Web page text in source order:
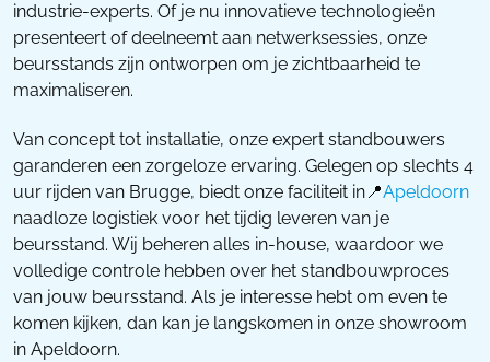
industrie-experts. Of je nu innovatieve technologieën
presenteert of deelneemt aan netwerksessies, onze
beursstands zijn ontworpen om je zichtbaarheid te
maximaliseren.
Van concept tot installatie, onze expert standbouwers
garanderen een zorgeloze ervaring. Gelegen op slechts 4
uur rijden van Brugge, biedt onze faciliteit in📍Apeldoorn
naadloze logistiek voor het tijdig leveren van je
beursstand. Wij beheren alles in-house, waardoor we
volledige controle hebben over het standbouwproces
van jouw beursstand. Als je interesse hebt om even te
komen kijken, dan kan je langskomen in onze showroom
in Apeldoorn.